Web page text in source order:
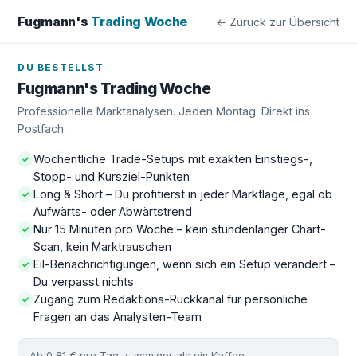
Fugmann's Trading Woche ← Zurück zur Übersicht
DU BESTELLST
Fugmann's Trading Woche
Professionelle Marktanalysen. Jeden Montag. Direkt ins
Postfach.
✓ Wöchentliche Trade-Setups mit exakten Einstiegs-,
Stopp- und Kursziel-Punkten
✓ Long & Short – Du profitierst in jeder Marktlage, egal ob
Aufwärts- oder Abwärtstrend
✓ Nur 15 Minuten pro Woche – kein stundenlanger Chart-
Scan, kein Marktrauschen
✓ Eil-Benachrichtigungen, wenn sich ein Setup verändert –
Du verpasst nichts
✓ Zugang zum Redaktions-Rückkanal für persönliche
Fragen an das Analysten-Team